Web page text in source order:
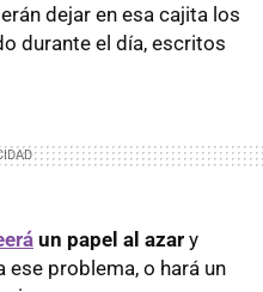
dejar en esa cajita los
durante el día, escritos
un papel al azar y
problema, o hará un